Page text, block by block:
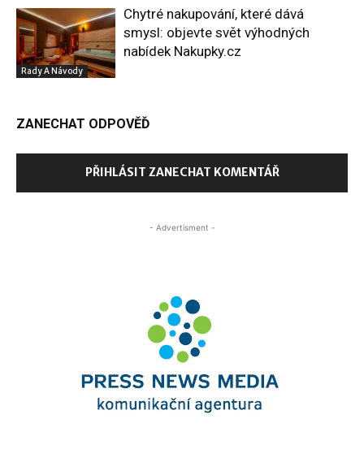
Rady A Návody
Chytré nakupování, které dává
smysl: objevte svět výhodných
nabídek Nakupky.cz
ZANECHAT ODPOVĚĎ
PŘIHLÁSIT ZANECHAT KOMENTÁŘ
- Advertisment -